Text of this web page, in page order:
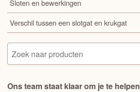
Sloten en bewerkingen
Verschil tussen een slotgat en krukgat
Ons team staat klaar om je te helpen